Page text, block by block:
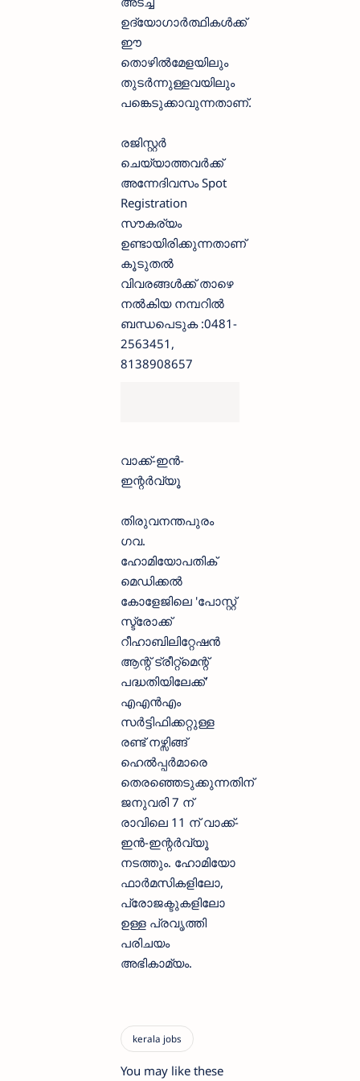
ഉദ്യോഗാർത്ഥികൾക്ക്
ഈ
തൊഴിൽമേളയിലും
തുടർന്നുള്ളവയിലും
പങ്കെടുക്കാവുന്നതാണ്.
രജിസ്റ്റർ
ചെയ്യാത്തവർക്ക്
അന്നേദിവസം Spot
Registration
സൗകര്യം
ഉണ്ടായിരിക്കുന്നതാണ്
കൂടുതൽ
വിവരങ്ങൾക്ക് താഴെ
നൽകിയ നമ്പറിൽ
ബന്ധപെടുക :0481-
2563451,
8138908657
വാക്ക്-ഇൻ-
ഇന്റർവ്യൂ
തിരുവനന്തപുരം
ഗവ.
ഹോമിയോപതിക്
മെഡിക്കൽ
കോളേജിലെ 'പോസ്റ്റ്
സ്ട്രോക്ക്
റീഹാബിലിറ്റേഷൻ
ആന്റ് ട്രീറ്റ്മെന്റ്
പദ്ധതിയിലേക്ക്'
എഎൻഎം
സർട്ടിഫിക്കറ്റുള്ള
രണ്ട് നഴ്സിങ്ങ്
ഹെൽപ്പർമാരെ
തെരഞ്ഞെടുക്കുന്നതിന്
ജനുവരി 7 ന്
രാവിലെ 11 ന് വാക്ക്-
ഇൻ-ഇന്റർവ്യൂ
നടത്തും. ഹോമിയോ
ഫാർമസികളിലോ,
പ്രോജക്ടുകളിലോ
ഉള്ള പ്രവൃത്തി
പരിചയം
അഭികാമ്യം.
You may like these